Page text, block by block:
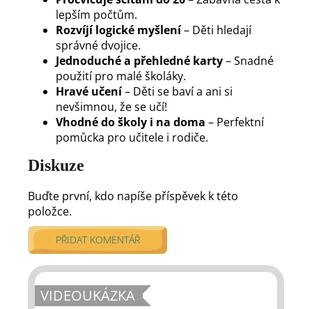
lepším počtům.
Rozvíjí logické myšlení– Děti hledají
správné dvojice.
Jednoduché a přehledné karty– Snadné
použití pro malé školáky.
Hravé učení– Děti se baví a ani si
nevšimnou, že se učí!
Vhodné do školy i na doma – Perfektní
pomůcka pro učitele i rodiče.
VIDEOUKÁZKA
Diskuze
Buďte první, kdo napíše příspěvek k této
položce.
PŘIDAT KOMENTÁŘ